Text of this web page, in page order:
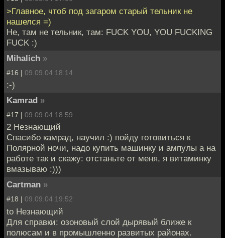
>Главное, чтоб под загаром старый тельник не
нашелся =)
Не, там не тельник, там: FUCK YOU, YOU FUCKING
FUCK :)
Mihalich »
#16 | 09.09.04 18:14
:-)
Kamrad »
#17 | 09.09.04 18:59
2 Незнающий
Спасибо камрад, научил :) пойду готовиться к
Полярной ночи, надо купить машинку и ампулы а на
работе так и скажу: отстаньте от меня, я витаминку
вмазываю :)))
Cartman »
#18 | 09.09.04 19:52
to Незнающий
Для справки: озоновый слой дырявый ближе к
полюсам и в промышленно развитых районах.